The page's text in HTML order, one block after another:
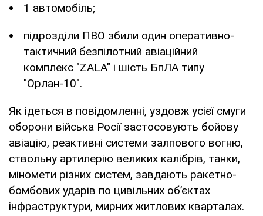
1 автомобіль;
підрозділи ПВО збили один оперативно-
тактичний безпілотний авіаційний
комплекс "ZALA" і шість БпЛА типу
"Орлан-10".
Як ідеться в повідомленні, уздовж усієї смуги
оборони війська Росії застосовують бойову
авіацію, реактивні системи залпового вогню,
ствольну артилерію великих калібрів, танки,
міномети різних систем, завдають ракетно-
бомбових ударів по цивільних об’єктах
інфраструктури, мирних житлових кварталах.